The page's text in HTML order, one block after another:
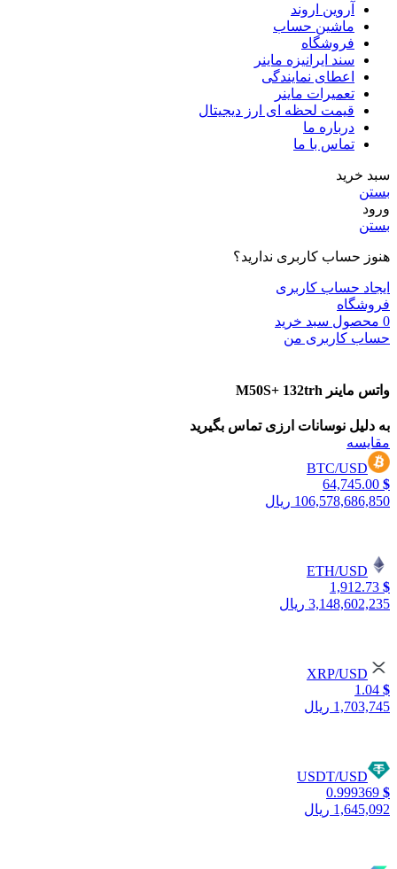
آروین اروند
ماشین حساب
فروشگاه
سند ایرانیزه ماینر
اعطای نمایندگی
تعمیرات ماینر
قیمت لحظه ای ارز دیجیتال
درباره ما
تماس با ما
سبد خرید
بستن
ورود
بستن
هنوز حساب کاربری ندارید؟
ایجاد حساب کاربری
فروشگاه
0 محصول سبد خرید
حساب کاربری من
واتس ماینر M50S+ 132trh
به دلیل نوسانات ارزی تماس بگیرید
مقایسه
BTC/USD
$
64,745.00
106,578,686,850 ریال
ETH/USD
$
1,912.73
3,148,602,235 ریال
XRP/USD
$
1.04
1,703,745 ریال
USDT/USD
$
0.999369
1,645,092 ریال